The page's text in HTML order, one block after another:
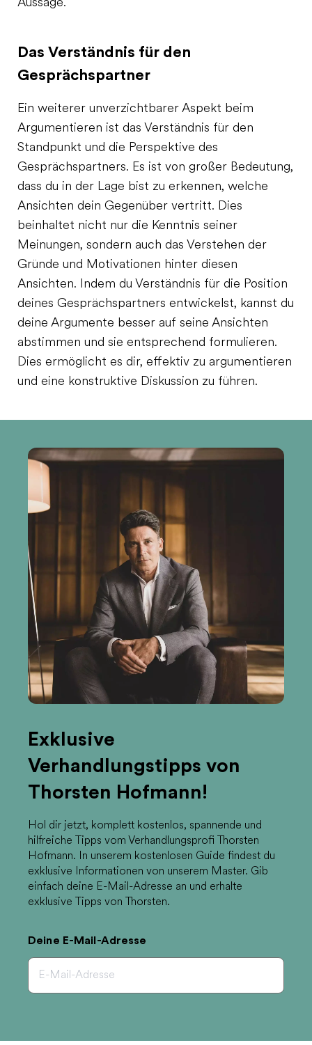
Aussage.
Das Verständnis für den
Gesprächspartner
Ein weiterer unverzichtbarer Aspekt beim
Argumentieren ist das Verständnis für den
Standpunkt und die Perspektive des
Gesprächspartners. Es ist von großer Bedeutung,
dass du in der Lage bist zu erkennen, welche
Ansichten dein Gegenüber vertritt. Dies
beinhaltet nicht nur die Kenntnis seiner
Meinungen, sondern auch das Verstehen der
Gründe und Motivationen hinter diesen
Ansichten. Indem du Verständnis für die Position
deines Gesprächspartners entwickelst, kannst du
deine Argumente besser auf seine Ansichten
abstimmen und sie entsprechend formulieren.
Dies ermöglicht es dir, effektiv zu argumentieren
und eine konstruktive Diskussion zu führen.
Exklusive
Verhandlungstipps von
Thorsten Hofmann!
Hol dir jetzt, komplett kostenlos, spannende und
hilfreiche Tipps vom Verhandlungsprofi Thorsten
Hofmann. In unserem kostenlosen Guide findest du
exklusive Informationen von unserem Master. Gib
einfach deine E-Mail-Adresse an und erhalte
exklusive Tipps von Thorsten.
Deine E-Mail-Adresse